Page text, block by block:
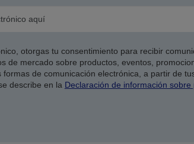
otorgas tu consentimiento para recibir
de mercado sobre productos, eventos,
de comunicación electrónica, a partir de
describe en la Declaración de información sobre